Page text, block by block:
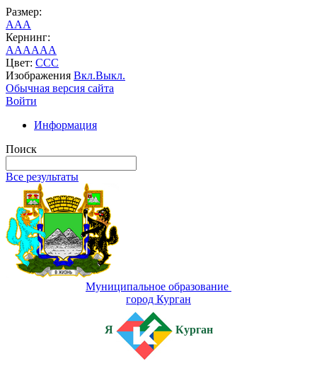
Размер:
AAA
Кернинг:
AAAAAA
Цвет: CCC
Изображения Вкл.Выкл.
Обычная версия сайта
Войти
Информация
Поиск
Все результаты
Муниципальное образование
город Курган
Я Курган